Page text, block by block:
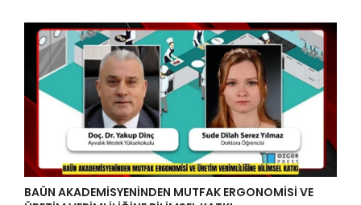
BAÜN AKADEMİSYENİNDEN MUTFAK ERGONOMİSİ VE